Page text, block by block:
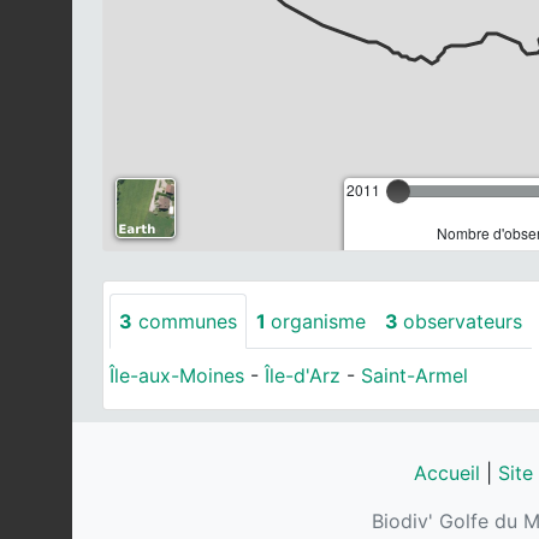
2011
Nombre
3 communes 1 organisme 3 observateurs
Île-aux-Moines -Île-d'Arz - Saint-Armel
Accueil
Biodiv' Golfe du